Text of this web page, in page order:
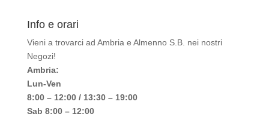
Info e orari
Vieni a trovarci ad Ambria e Almenno S.B. nei nostri
Negozi!
Ambria:
Lun-Ven
8:00 – 12:00 / 13:30 – 19:00
Sab 8:00 – 12:00